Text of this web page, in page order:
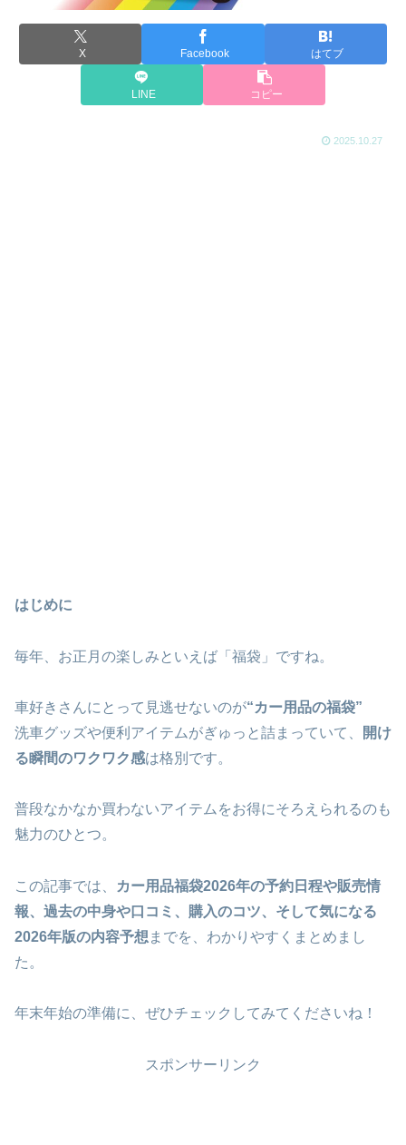
X Facebook はてブ
LINE コピー
2025.10.27
はじめに
毎年、お正月の楽しみといえば「福袋」ですね。
車好きさんにとって見逃せないのが“カー用品の福袋”
洗車グッズや便利アイテムがぎゅっと詰まっていて、
開け
る瞬間のワクワク感は格別です。
普段なかなか買わないアイテムをお得にそろえられるのも
魅力のひとつ。
この記事では、
カー用品福袋2026年の予約日程や販売情
報、過去の中身や口コミ、購入のコツ、そして気になる
2026年版の内容予想 までを、わかりやすくまとめまし
た。
年末年始の準備に、ぜひチェックしてみてくださいね！
スポンサーリンク